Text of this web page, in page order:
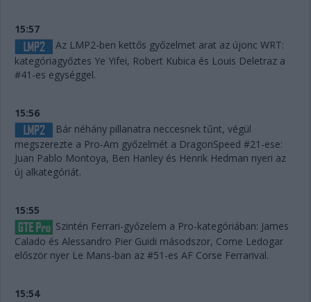
15:57
Az LMP2-ben kettős győzelmet arat az újonc WRT:
kategóriagyőztes Ye Yifei, Robert Kubica és Louis Deletraz a
#41-es egységgel.
15:56
Bár néhány pillanatra neccesnek tűnt, végül
megszerezte a Pro-Am győzelmét a DragonSpeed #21-ese:
Juan Pablo Montoya, Ben Hanley és Henrik Hedman nyeri az
új alkategóriát.
15:55
Szintén Ferrari-győzelem a Pro-kategóriában: James
Calado és Alessandro Pier Guidi másodszor, Come Ledogar
először nyer Le Mans-ban az #51-es AF Corse Ferrarival.
15:54